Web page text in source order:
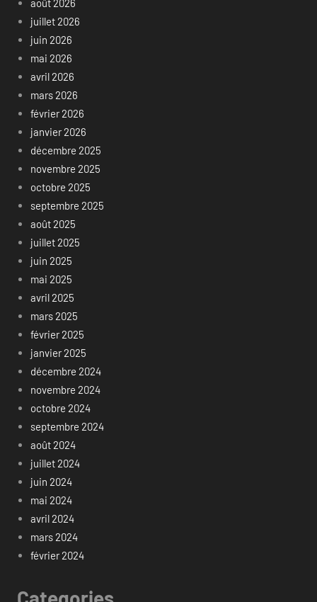
août 2026
juillet 2026
juin 2026
mai 2026
avril 2026
mars 2026
février 2026
janvier 2026
décembre 2025
novembre 2025
octobre 2025
septembre 2025
août 2025
juillet 2025
juin 2025
mai 2025
avril 2025
mars 2025
février 2025
janvier 2025
décembre 2024
novembre 2024
octobre 2024
septembre 2024
août 2024
juillet 2024
juin 2024
mai 2024
avril 2024
mars 2024
février 2024